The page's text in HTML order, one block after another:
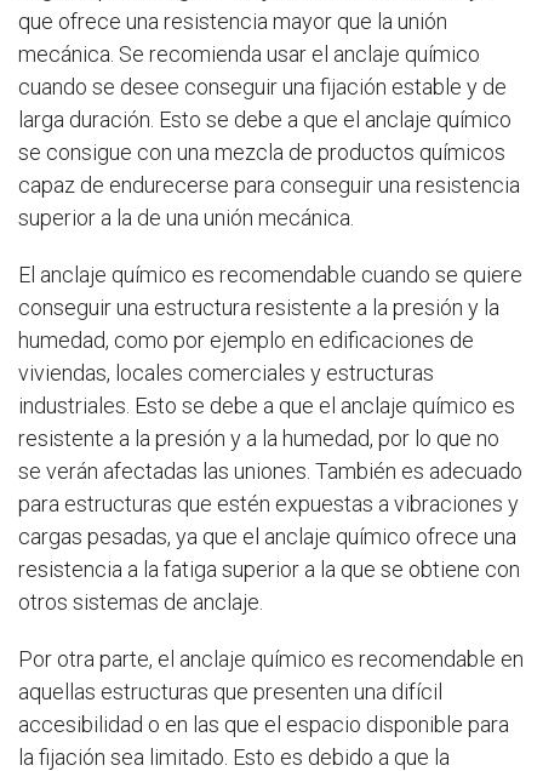
que ofrece una resistencia mayor que la unión
mecánica. Se recomienda usar el anclaje químico
cuando se desee conseguir una fijación estable y de
larga duración. Esto se debe a que el anclaje químico
se consigue con una mezcla de productos químicos
capaz de endurecerse para conseguir una resistencia
superior a la de una unión mecánica.
El anclaje químico es recomendable cuando se quiere
conseguir una estructura resistente a la presión y la
humedad, como por ejemplo en edificaciones de
viviendas, locales comerciales y estructuras
industriales. Esto se debe a que el anclaje químico es
resistente a la presión y a la humedad, por lo que no
se verán afectadas las uniones. También es adecuado
para estructuras que estén expuestas a vibraciones y
cargas pesadas, ya que el anclaje químico ofrece una
resistencia a la fatiga superior a la que se obtiene con
otros sistemas de anclaje.
Por otra parte, el anclaje químico es recomendable en
aquellas estructuras que presenten una difícil
accesibilidad o en las que el espacio disponible para
la fijación sea limitado. Esto es debido a que la